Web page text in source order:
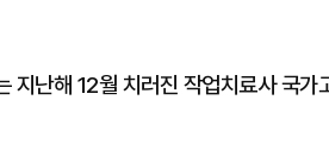
지난해 12월 치러진 작업치료사 국